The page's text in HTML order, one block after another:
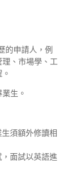
的申請人，例
、市場學、工
生。
須額外修讀相
面試以英語進